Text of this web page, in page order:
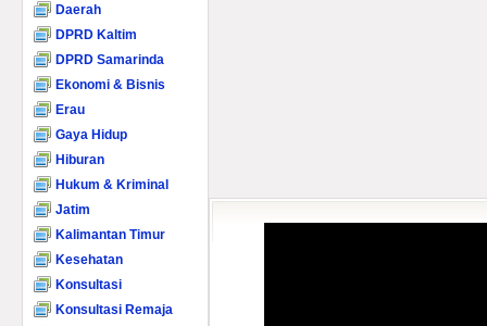
Daerah
DPRD Kaltim
DPRD Samarinda
Ekonomi & Bisnis
Erau
Gaya Hidup
Hiburan
Hukum & Kriminal
Jatim
Kalimantan Timur
Kesehatan
Konsultasi
Konsultasi Remaja